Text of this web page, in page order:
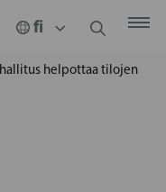
helpottaa tilojen